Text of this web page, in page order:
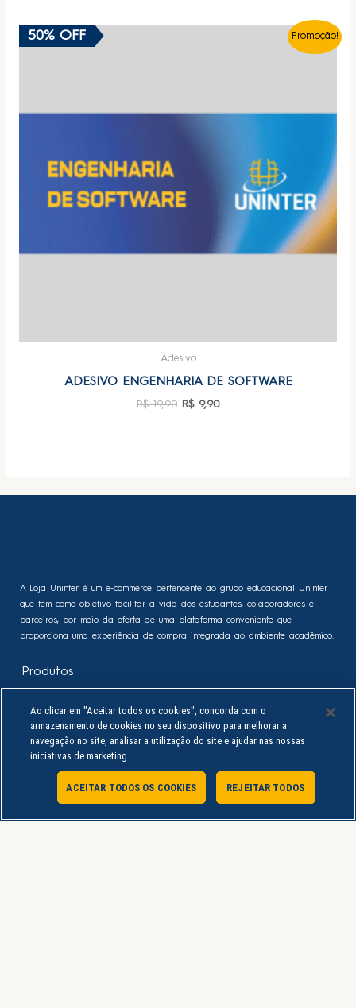
Promoção!
50% OFF
Adesivo
ADESIVO ENGENHARIA DE SOFTWARE
R$19,90 R$9,90
A Loja Uninter é um e-commerce pertencente ao grupo educacional Uninter
que tem como objetivo facilitar a vida dos estudantes, colaboradores e
parceiros, por meio da oferta de uma plataforma conveniente que
proporciona uma experiência de compra integrada ao ambiente acadêmico.
Produtos
Minha Conta
Política de Privacidade
Termos de Uso
Procon PR
Ao clicar em "Aceitar todos os cookies", concorda com o
armazenamento de cookies no seu dispositivo para melhorar a
navegação no site, analisar a utilização do site e ajudar nas nossas
iniciativas de marketing.
REJEITAR TODOS
ACEITAR TODOS OS COOKIES